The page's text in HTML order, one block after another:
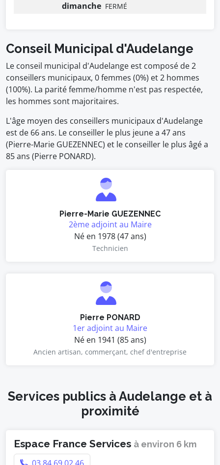
dimanche FERMÉ
Conseil Municipal d'Audelange
Le conseil municipal d'Audelange est composé de 2
conseillers municipaux, 0 femmes (0%) et 2 hommes
(100%). La parité femme/homme n'est pas respectée,
les hommes sont majoritaires.
L'âge moyen des conseillers municipaux d'Audelange
est de 66 ans. Le conseiller le plus jeune a 47 ans
(Pierre-Marie GUEZENNEC) et le conseiller le plus âgé a
85 ans (Pierre PONARD).
Pierre-Marie GUEZENNEC
2ème adjoint au Maire
Né en 1978 (47 ans)
Technicien
Pierre PONARD
1er adjoint au Maire
Né en 1941 (85 ans)
Ancien artisan, commerçant, chef d'entreprise
Services publics à Audelange et à
proximité
Espace France Services à environ 6 km